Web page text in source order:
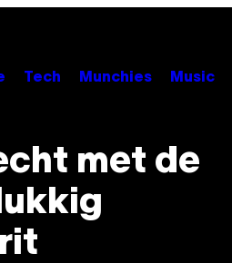
Tech Munchies Music
met de